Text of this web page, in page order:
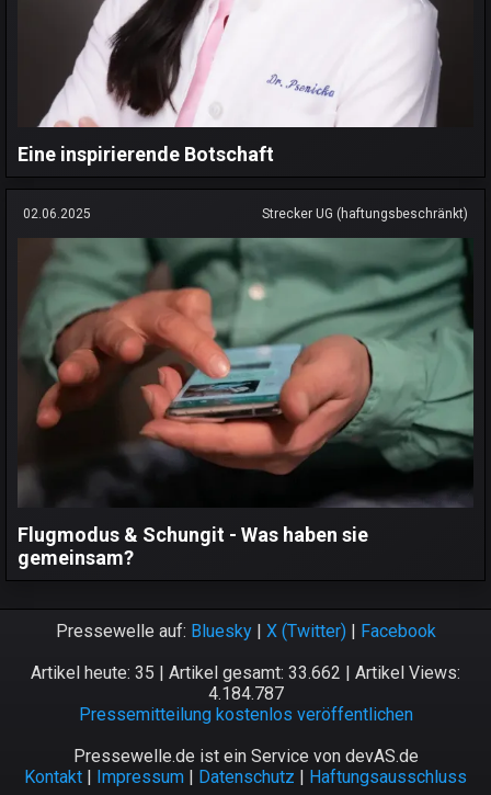
Eine inspirierende Botschaft
02.06.2025 Strecker UG (haftungsbeschränkt)
Flugmodus & Schungit - Was haben sie
gemeinsam?
Pressewelle auf: Bluesky| X (Twitter)| Facebook
Artikel heute: 35 | Artikel gesamt: 33.662 | Artikel Views:
4.184.787
Pressemitteilung kostenlos veröffentlichen
Pressewelle.de ist ein Service von devAS.de
Kontakt | Impressum | Datenschutz | Haftungsausschluss